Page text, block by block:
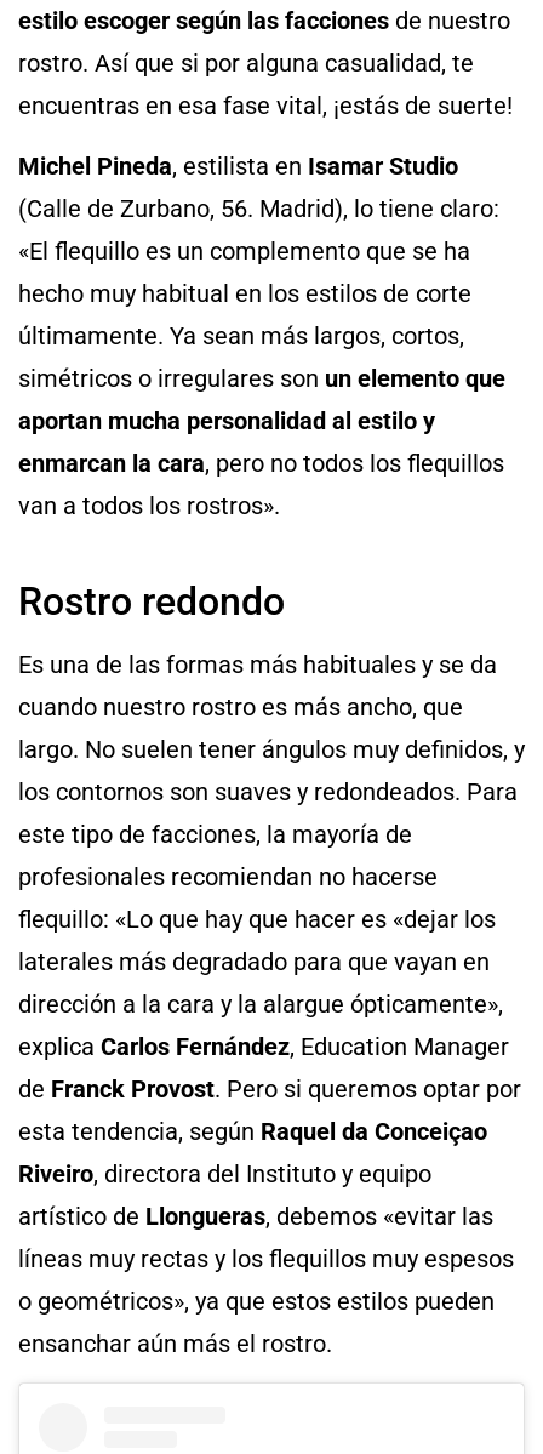
estilo escoger según las facciones de nuestro
rostro. Así que si por alguna casualidad, te
encuentras en esa fase vital, ¡estás de suerte!
Michel Pineda, estilista en Isamar Studio
(Calle de Zurbano, 56. Madrid), lo tiene claro:
«El flequillo es un complemento que se ha
hecho muy habitual en los estilos de corte
últimamente. Ya sean más largos, cortos,
simétricos o irregulares son un elemento que
aportan mucha personalidad al estilo y
enmarcan la cara, pero no todos los flequillos
van a todos los rostros».
Rostro redondo
Es una de las formas más habituales y se da
cuando nuestro rostro es más ancho, que
largo. No suelen tener ángulos muy definidos, y
los contornos son suaves y redondeados. Para
este tipo de facciones, la mayoría de
profesionales recomiendan no hacerse
flequillo: «Lo que hay que hacer es «dejar los
laterales más degradado para que vayan en
dirección a la cara y la alargue ópticamente»,
explica Carlos Fernández, Education Manager
de Franck Provost. Pero si queremos optar por
esta tendencia, según Raquel da Conceiçao
Riveiro, directora del Instituto y equipo
artístico de Llongueras, debemos «evitar las
líneas muy rectas y los flequillos muy espesos
o geométricos», ya que estos estilos pueden
ensanchar aún más el rostro.